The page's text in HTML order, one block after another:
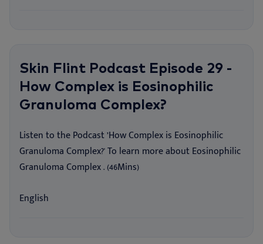
Skin Flint Podcast Episode 29 -
How Complex is Eosinophilic
Granuloma Complex?
Listen to the Podcast ’How Complex is Eosinophilic
Granuloma Complex?' To learn more about Eosinophilic
Granuloma Complex . (46Mins)
English